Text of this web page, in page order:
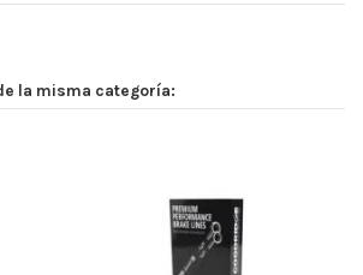
la misma categoría: